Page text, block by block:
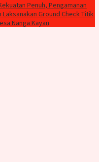
Penuh, Pengamanan
Laksanakan Ground Check Titik
Nanga Kayan